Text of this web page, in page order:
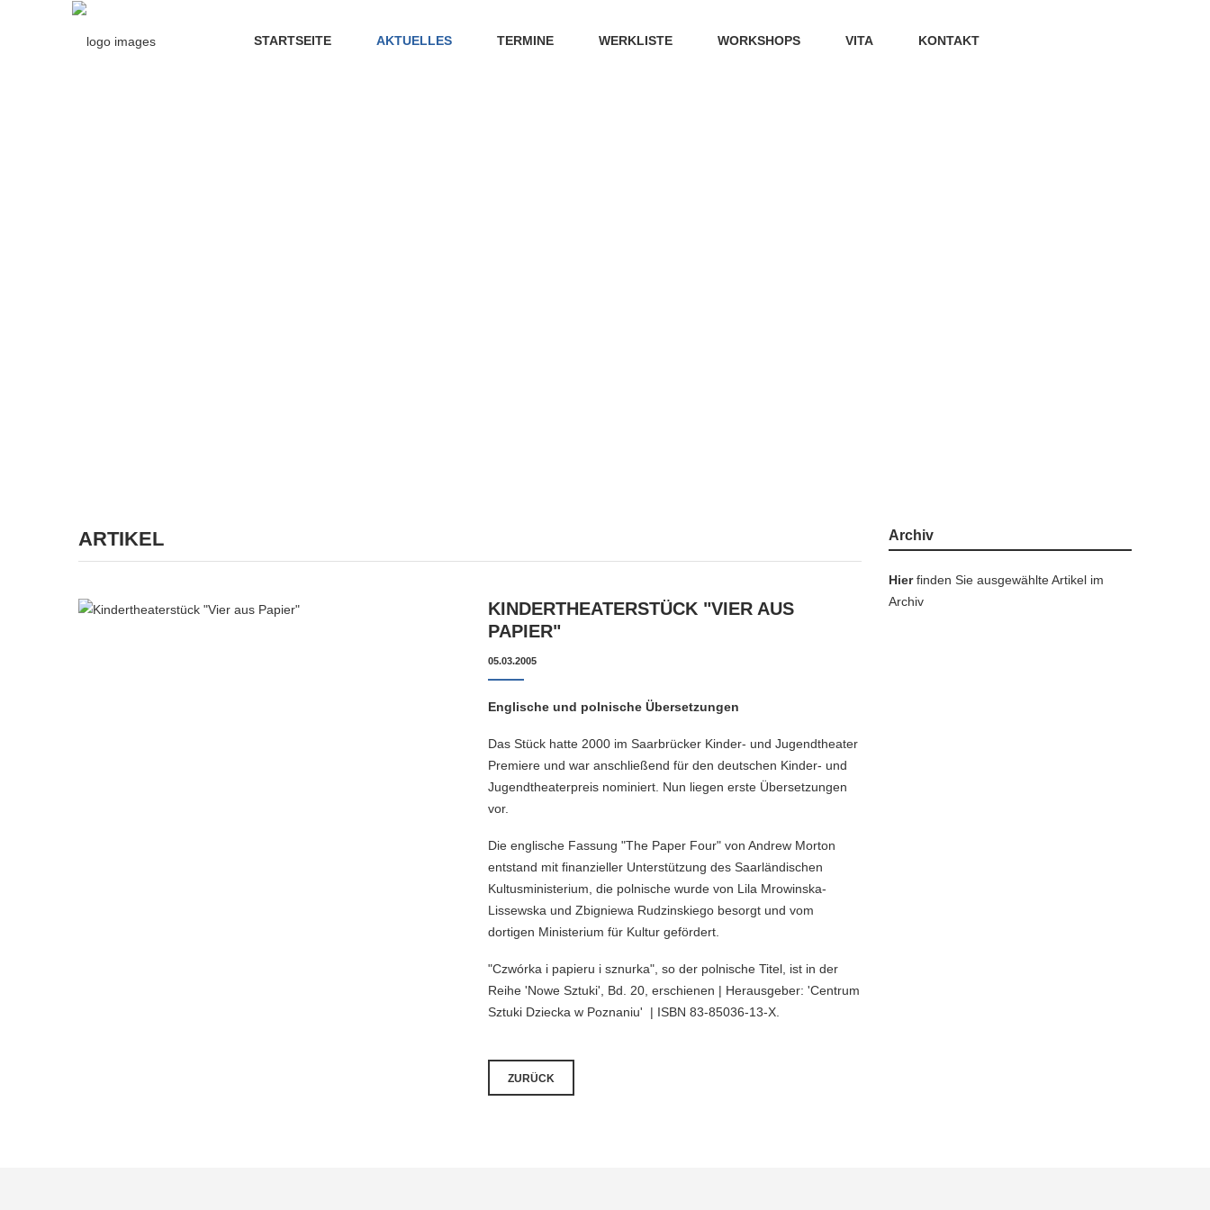
STARTSEITE AKTUELLES TERMINE WERKLISTE WORKSHOPS VITA KONTAKT
ARTIKEL
KINDERTHEATERSTÜCK "VIER AUS
PAPIER"
05.03.2005
Englische und polnische Übersetzungen
Das Stück hatte 2000 im Saarbrücker Kinder- und Jugendtheater
Premiere und war anschließend für den deutschen Kinder- und
Jugendtheaterpreis nominiert. Nun liegen erste Übersetzungen
vor.
Die englische Fassung "The Paper Four" von Andrew Morton
entstand mit finanzieller Unterstützung des Saarländischen
Kultusministerium, die polnische wurde von Lila Mrowinska-
Lissewska und Zbigniewa Rudzinskiego besorgt und vom
dortigen Ministerium für Kultur gefördert.
"Czwórka i papieru i sznurka", so der polnische Titel, ist in der
Reihe 'Nowe Sztuki', Bd. 20, erschienen | Herausgeber: 'Centrum
Sztuki Dziecka w Poznaniu' | ISBN 83-85036-13-X.
ZURÜCK
Archiv
Hierfinden Sie ausgewählte Artikel im
Archiv